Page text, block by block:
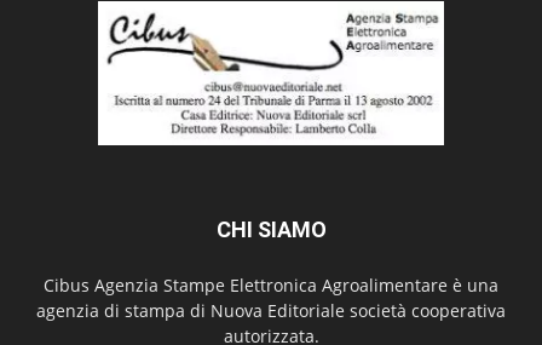
CHI SIAMO
Cibus Agenzia Stampe Elettronica Agroalimentare è una
agenzia di stampa di Nuova Editoriale società cooperativa
autorizzata.